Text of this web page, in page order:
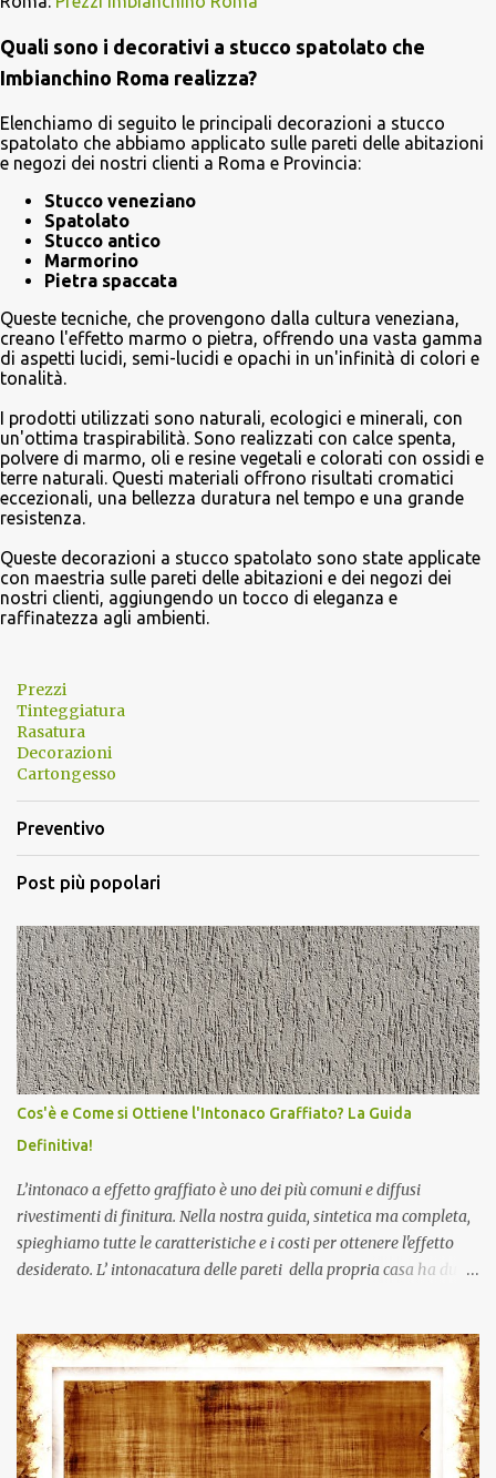
Quali sono i decorativi a stucco spatolato che
Imbianchino Roma realizza?
Elenchiamo di seguito le principali decorazioni a stucco
spatolato che abbiamo applicato sulle pareti delle abitazioni
e negozi dei nostri clienti a Roma e Provincia:
Stucco veneziano
Spatolato
Stucco antico
Marmorino
Pietra spaccata
Queste tecniche, che provengono dalla cultura veneziana,
creano l'effetto marmo o pietra, offrendo una vasta gamma
di aspetti lucidi, semi-lucidi e opachi in un'infinità di colori e
tonalità.
I prodotti utilizzati sono naturali, ecologici e minerali, con
un'ottima traspirabilità. Sono realizzati con calce spenta,
polvere di marmo, oli e resine vegetali e colorati con ossidi e
terre naturali. Questi materiali offrono risultati cromatici
eccezionali, una bellezza duratura nel tempo e una grande
resistenza.
Queste decorazioni a stucco spatolato sono state applicate
con maestria sulle pareti delle abitazioni e dei negozi dei
nostri clienti, aggiungendo un tocco di eleganza e
raffinatezza agli ambienti.
Prezzi
Tinteggiatura
Rasatura
Decorazioni
Cartongesso
Preventivo
Post più popolari
Cos'è e Come si Ottiene l'Intonaco Graffiato? La Guida
Definitiva!
L’intonaco a effetto graffiato è uno dei più comuni e diffusi
rivestimenti di finitura. Nella nostra guida, sintetica ma completa,
spieghiamo tutte le caratteristiche e i costi per ottenere l'effetto
desiderato. L’ intonacatura delle pareti della propria casa ha due
della muratura. Esiste, e non sappiamo se ne eri al corrente, una
differenza tra l’intonacatura delle pareti esterne, che deve
proteggere la muratura dagli agenti atmosferici, e l'intonacatura
di quelle interne, che permette di assorbire l’umidità all’interno
della casa. I materiali utilizzati per rivestire muri e soffitti sono gli